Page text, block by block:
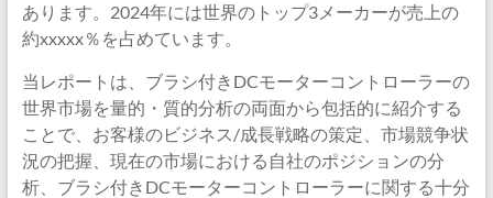
あります。2024年には世界のトップ3メーカーが売上の
約xxxxx％を占めています。
当レポートは、ブラシ付きDCモーターコントローラーの
世界市場を量的・質的分析の両面から包括的に紹介する
ことで、お客様のビジネス/成長戦略の策定、市場競争状
況の把握、現在の市場における自社のポジションの分
析、ブラシ付きDCモーターコントローラーに関する十分